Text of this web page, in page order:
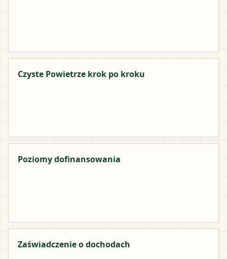
Czyste Powietrze krok po kroku
Poziomy dofinansowania
Zaświadczenie o dochodach